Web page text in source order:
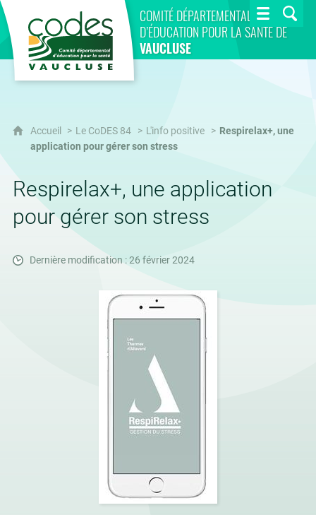
COMITÉ DÉPARTEMENTAL
D’ÉDUCATION POUR LA SANTÉ DE
VAUCLUSE
CoDES 84
Accueil Le CoDES 84 L'info positive
Respirelax+, une
application pour gérer son stress
Respirelax+, une application
pour gérer son stress
Dernière modification : 26 février 2024